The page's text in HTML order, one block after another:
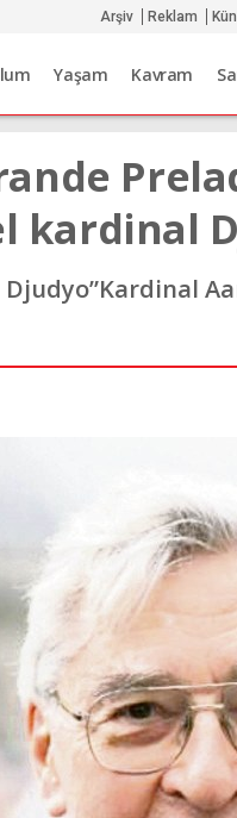
Arşiv Reklam
Yaşam Kavram
kardinal
Djudyo”Kardinal